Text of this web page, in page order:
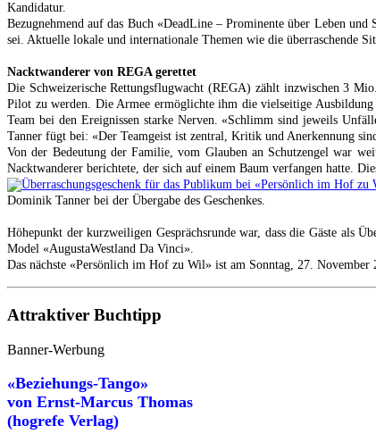
Kandidatur.
Bezugnehmend auf das Buch «DeadLine – Prominente über Leben
sei. Aktuelle lokale und internationale Themen wie die überraschende
Nacktwanderer von REGA gerettet
Die Schweizerische Rettungsflugwacht (REGA) zählt inzwischen 3
Pilot zu werden. Die Armee ermöglichte ihm die vielseitige
Team bei den Ereignissen starke Nerven. «Schlimm sind jeweils
Tanner fügt bei: «Der Teamgeist ist zentral, Kritik und Anerkennung
Von der Bedeutung der Familie, vom Glauben an Schutzengel war
Nacktwanderer berichtete, der sich auf einem Baum verfangen hatte.
Dominik Tanner bei der Übergabe des Geschenkes.
Höhepunkt der kurzweiligen Gesprächsrunde war, dass die Gäste als
Model «AugustaWestland Da Vinci».
Das nächste «Persönlich im Hof zu Wil» ist am Sonntag, 27.
Attraktiver Buchtipp
Banner-Werbung
«Beziehungs-Tango»
von Ernst-Marcus Thomas
(hogrefe Verlag)